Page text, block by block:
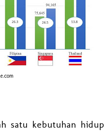
satu kebutuhan hidup